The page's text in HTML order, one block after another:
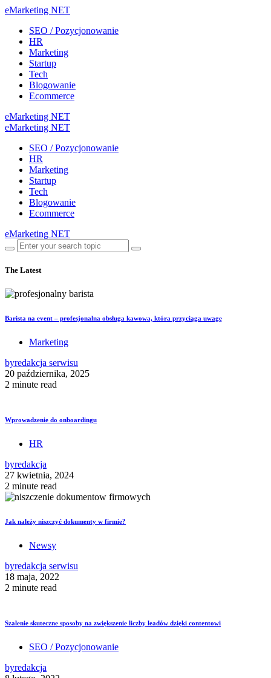
eMarketing NET
SEO / Pozycjonowanie
HR
Marketing
Startup
Tech
Blogowanie
Ecommerce
eMarketing NET
eMarketing NET
SEO / Pozycjonowanie
HR
Marketing
Startup
Tech
Blogowanie
Ecommerce
eMarketing NET
The Latest
Barista na event – profesjonalna obsługa kawowa, która przyciąga uwagę
Marketing
byredakcja serwisu
20 października, 2025
2 minute read
Wprowadzenie do onboardingu
HR
byredakcja
27 kwietnia, 2024
2 minute read
Jak należy niszczyć dokumenty w firmie?
Newsy
byredakcja serwisu
18 maja, 2022
2 minute read
Szalenie skuteczne sposoby na zwiększenie liczby leadów dzięki contentowi
SEO / Pozycjonowanie
byredakcja